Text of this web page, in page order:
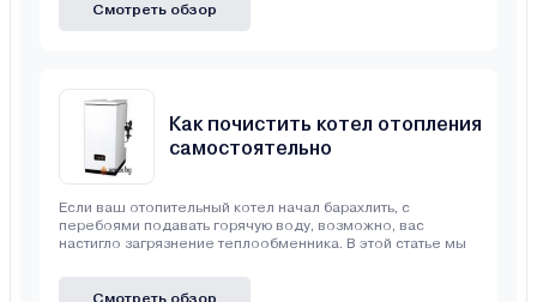
Смотреть обзор
Как почистить котел отопления
самостоятельно
Если ваш отопительный котел начал барахлить, с
перебоями подавать горячую воду, возможно, вас
настигло загрязнение теплообменника. В этой статье мы
Смотреть обзор